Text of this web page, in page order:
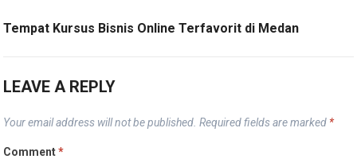
Tempat Kursus Bisnis Online Terfavorit di Medan
LEAVE A REPLY
Your email address will not be published. Required fields are marked *
Comment*